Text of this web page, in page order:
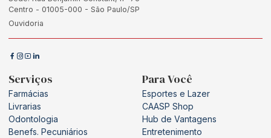
Centro - 01005-000 - São Paulo/SP
Ouvidoria
Serviços
Farmácias
Livrarias
Odontologia
Benefs. Pecuniários
Para Você
Esportes e Lazer
CAASP Shop
Hub de Vantagens
Entretenimento